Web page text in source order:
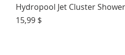
Aperçu rapide
Hydropool Jet Cluster Shower
Prix
15,99 $